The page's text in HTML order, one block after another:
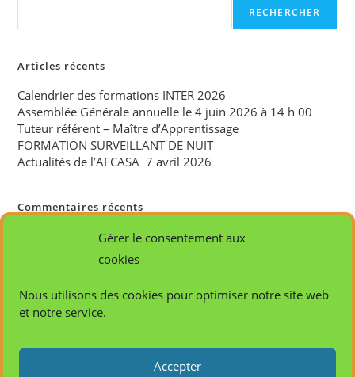
Gérer le consentement aux
cookies
Nous utilisons des cookies pour optimiser notre site web
et notre service.
Accepter
RECHERCHER
Articles récents
Calendrier des formations INTER 2026
Assemblée Générale annuelle le 4 juin 2026 à 14 h 00
Tuteur référent – Maître d’Apprentissage
FORMATION SURVEILLANT DE NUIT
Actualités de l’AFCASA 7 avril 2026
Commentaires récents
Aucun commentaire à afficher.